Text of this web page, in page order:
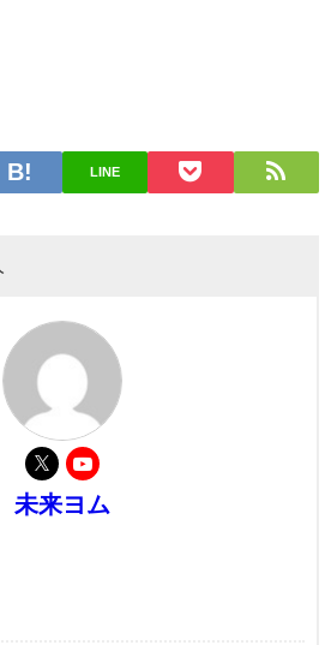
LINE
未来ヨム